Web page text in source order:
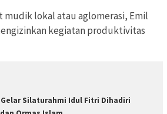
lokal atau aglomerasi, Emil
kegiatan produktivitas
Gelar Silaturahmi Idul Fitri Dihadiri